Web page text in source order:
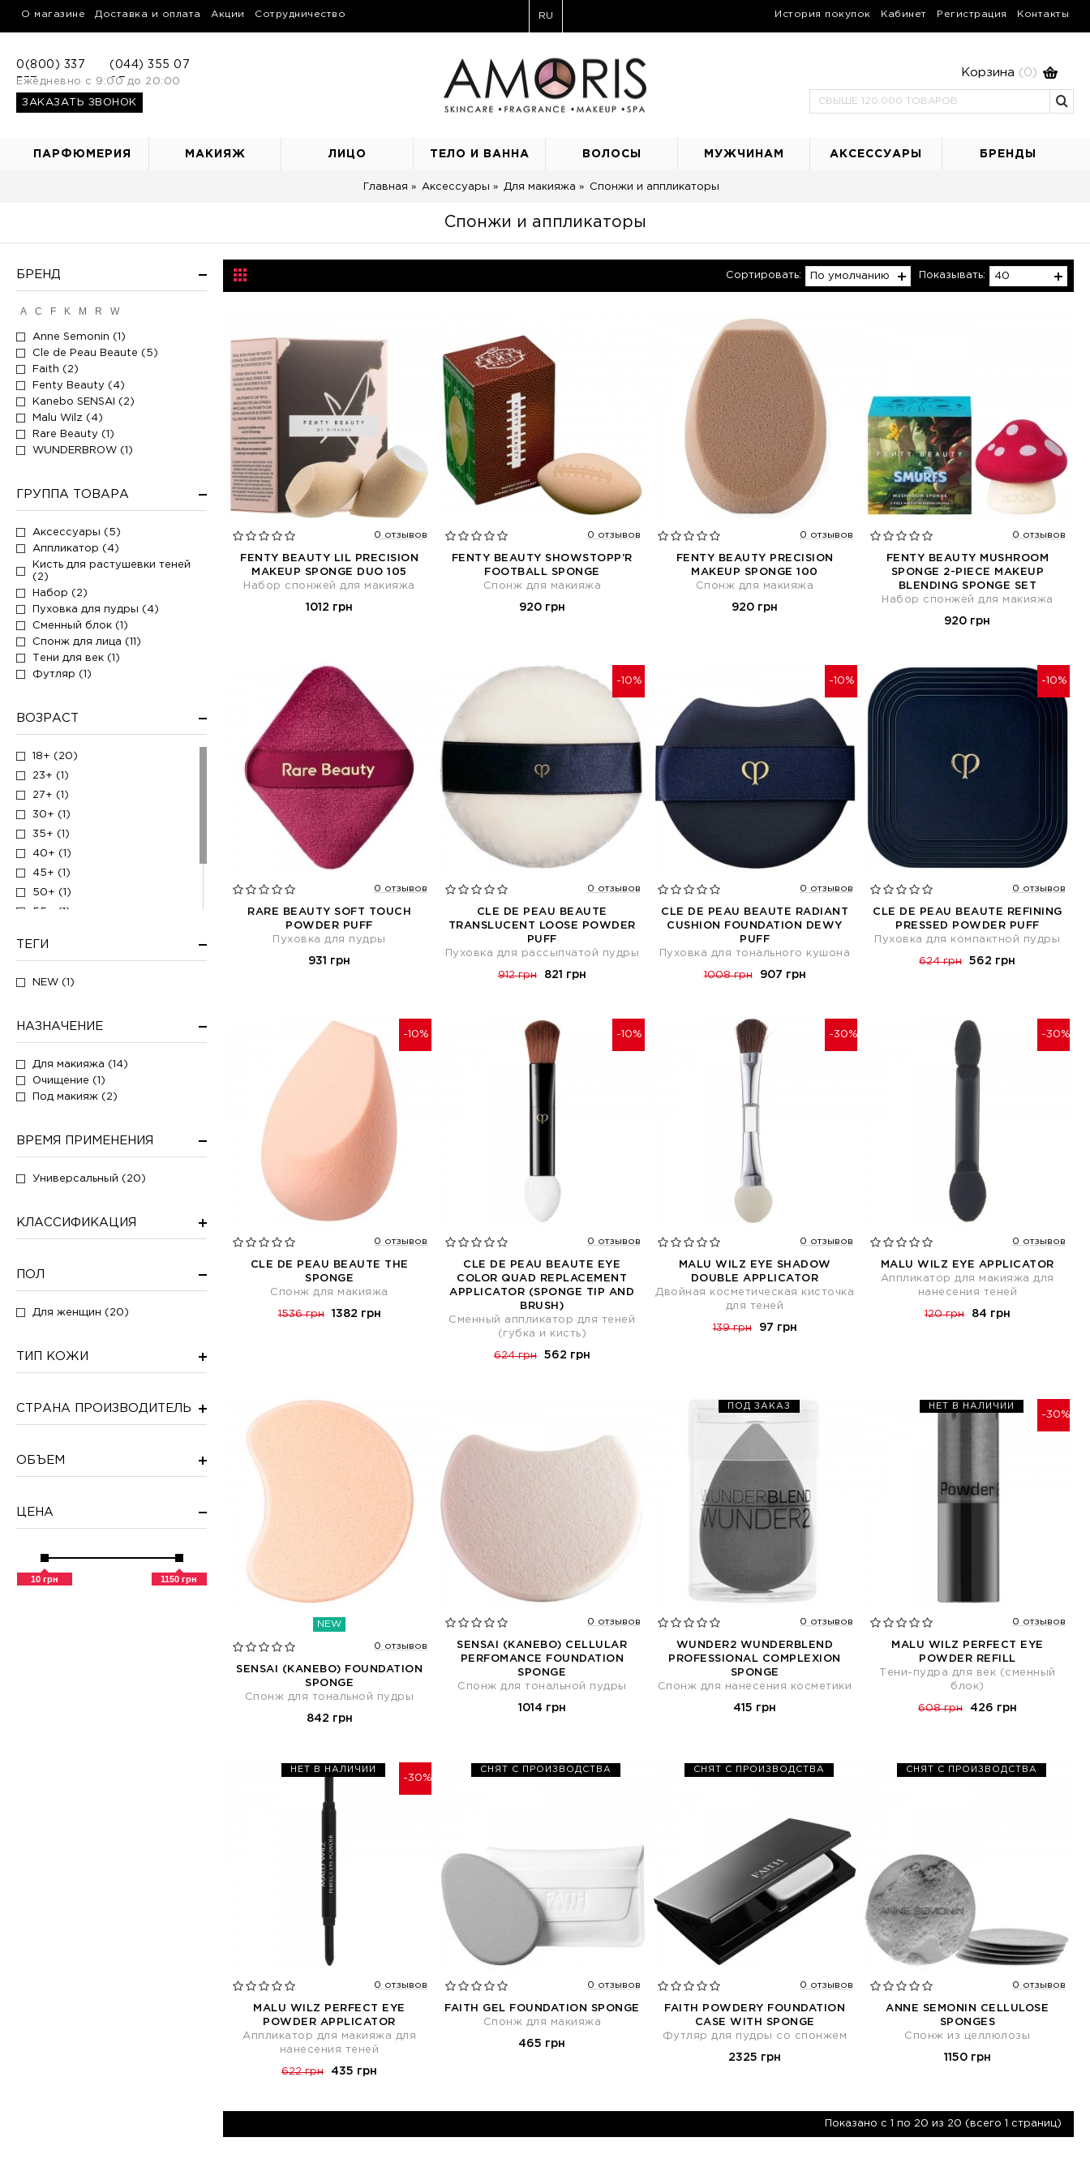
О магазине Доставка и оплата Акции Сотрудничество RU История покупок Кабинет Регистрация Контакты
0(800) 337
337
(044) 355 07
07
Ежедневно с 9:00 до 20:00
ЗАКАЗАТЬ ЗВОНОК
Корзина (0)
ПАРФЮМЕРИЯ МАКИЯЖ ЛИЦО ТЕЛО И ВАННА ВОЛОСЫ МУЖЧИНАМ АКСЕССУАРЫ БРЕНДЫ
Главная Аксессуары Для макияжа Спонжи и аппликаторы
Спонжи и аппликаторы
БРЕНД
A C F K M R W
Anne Semonin (1)
Cle de Peau Beaute (5)
Faith (2)
Fenty Beauty (4)
Kanebo SENSAI (2)
Malu Wilz (4)
Rare Beauty (1)
WUNDERBROW (1)
ГРУППА ТОВАРА
Аксессуары (5)
Аппликатор (4)
Кисть для растушевки теней
(2)
Набор (2)
Пуховка для пудры (4)
Сменный блок (1)
Спонж для лица (11)
Тени для век (1)
Футляр (1)
ВОЗРАСТ
18+ (20)
23+ (1)
27+ (1)
30+ (1)
35+ (1)
40+ (1)
45+ (1)
50+ (1)
55+ (1)
60+ (1)
ТЕГИ
NEW (1)
НАЗНАЧЕНИЕ
Для макияжа (14)
Очищение (1)
Под макияж (2)
ВРЕМЯ ПРИМЕНЕНИЯ
Универсальный (20)
КЛАССИФИКАЦИЯ
ПОЛ
Для женщин (20)
ТИП КОЖИ
СТРАНА ПРОИЗВОДИТЕЛЬ
ОБЪЕМ
ЦЕНА
10 грн 1150 грн
Показывать: 40
Сортировать: По умолчанию
0 отзывов
FENTY BEAUTY LIL PRECISION
MAKEUP SPONGE DUO 105
Набор спонжей для макияжа
1012 грн
0 отзывов
FENTY BEAUTY SHOWSTOPP’R
FOOTBALL SPONGE
Спонж для макияжа
920 грн
0 отзывов
FENTY BEAUTY PRECISION
MAKEUP SPONGE 100
Спонж для макияжа
920 грн
0 отзывов
FENTY BEAUTY MUSHROOM
SPONGE 2-PIECE MAKEUP
BLENDING SPONGE SET
Набор спонжей для макияжа
920 грн
0 отзывов
RARE BEAUTY SOFT TOUCH
POWDER PUFF
Пуховка для пудры
931 грн
-10%
0 отзывов
CLE DE PEAU BEAUTE
TRANSLUCENT LOOSE POWDER
PUFF
Пуховка для рассыпчатой пудры
912 грн 821 грн
-10%
0 отзывов
CLE DE PEAU BEAUTE RADIANT
CUSHION FOUNDATION DEWY
PUFF
Пуховка для тонального кушона
1008 грн 907 грн
-10%
0 отзывов
CLE DE PEAU BEAUTE REFINING
PRESSED POWDER PUFF
Пуховка для компактной пудры
624 грн 562 грн
-10%
0 отзывов
CLE DE PEAU BEAUTE THE
SPONGE
Спонж для макияжа
1536 грн 1382 грн
-10%
0 отзывов
CLE DE PEAU BEAUTE EYE
COLOR QUAD REPLACEMENT
APPLICATOR (SPONGE TIP AND
BRUSH)
Сменный аппликатор для теней
(губка и кисть)
624 грн 562 грн
-30%
0 отзывов
MALU WILZ EYE SHADOW
DOUBLE APPLICATOR
Двойная косметическая кисточка
для теней
139 грн 97 грн
-30%
0 отзывов
MALU WILZ EYE APPLICATOR
Аппликатор для макияжа для
нанесения теней
120 грн 84 грн
NEW
0 отзывов
SENSAI (KANEBO) FOUNDATION
SPONGE
Спонж для тональной пудры
842 грн
0 отзывов
SENSAI (KANEBO) CELLULAR
PERFOMANCE FOUNDATION
SPONGE
Спонж для тональной пудры
1014 грн
ПОД ЗАКАЗ
0 отзывов
WUNDER2 WUNDERBLEND
PROFESSIONAL COMPLEXION
SPONGE
Спонж для нанесения косметики
415 грн
-30%
НЕТ В НАЛИЧИИ
0 отзывов
MALU WILZ PERFECT EYE
POWDER REFILL
Тени-пудра для век (сменный
блок)
608 грн 426 грн
-30%
НЕТ В НАЛИЧИИ
0 отзывов
MALU WILZ PERFECT EYE
POWDER APPLICATOR
Аппликатор для макияжа для
нанесения теней
622 грн 435 грн
СНЯТ С ПРОИЗВОДСТВА
0 отзывов
FAITH GEL FOUNDATION SPONGE
Спонж для макияжа
465 грн
СНЯТ С ПРОИЗВОДСТВА
0 отзывов
FAITH POWDERY FOUNDATION
CASE WITH SPONGE
Футляр для пудры со спонжем
2325 грн
СНЯТ С ПРОИЗВОДСТВА
0 отзывов
ANNE SEMONIN CELLULOSE
SPONGES
Спонж из целлюлозы
1150 грн
Показано с 1 по 20 из 20 (всего 1 страниц)